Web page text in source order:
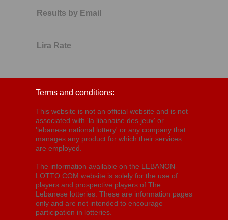
Results by Email
Lira Rate
Terms and conditions:
This website is not an official website and is not
associated with 'la libanaise des jeux' or
'lebanese national lottery' or any company that
manages any product for which their services
are employed.
The information available on the LEBANON-
LOTTO.COM website is solely for the use of
players and prospective players of The
Lebanese lotteries. These are information pages
only and are not intended to encourage
participation in lotteries.